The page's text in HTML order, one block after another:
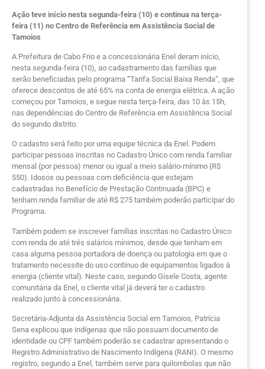
Ação teve início nesta segunda-feira (10) e continua na terça-
feira (11) no Centro de Referência em Assistência Social de
Tamoios
A Prefeitura de Cabo Frio e a concessionária Enel deram início,
nesta segunda-feira (10), ao cadastramento das famílias que
serão beneficiadas pelo programa “Tarifa Social Baixa Renda”, que
oferece descontos de até 65% na conta de energia elétrica. A ação
começou por Tamoios, e segue nesta terça-feira, das 10 às 15h,
nas dependências do Centro de Referência em Assistência Social
do segundo distrito.
O cadastro será feito por uma equipe técnica da Enel. Podem
participar pessoas inscritas no Cadastro Único com renda familiar
mensal (por pessoa) menor ou igual a meio salário-mínimo (R$
550). Idosos ou pessoas com deficiência que estejam
cadastradas no Benefício de Prestação Continuada (BPC) e
tenham renda familiar de até R$ 275 também poderão participar do
Programa.
Também podem se inscrever famílias inscritas no Cadastro Único
com renda de até três salários mínimos, desde que tenham em
casa alguma pessoa portadora de doença ou patologia em que o
tratamento necessite do uso continuo de equipamentos ligados à
energia (cliente vital). Neste caso, segundo Gisele Costa, agente
comunitária da Enel, o cliente vital já deverá ter o cadastro
realizado junto à concessionária.
Secretária-Adjunta da Assistência Social em Tamoios, Patrícia
Sena explicou que indígenas que não possuam documento de
identidade ou CPF também poderão se cadastrar apresentando o
Registro Administrativo de Nascimento Indígena (RANI). O mesmo
registro, segundo a Enel, também serve para quilombolas que não